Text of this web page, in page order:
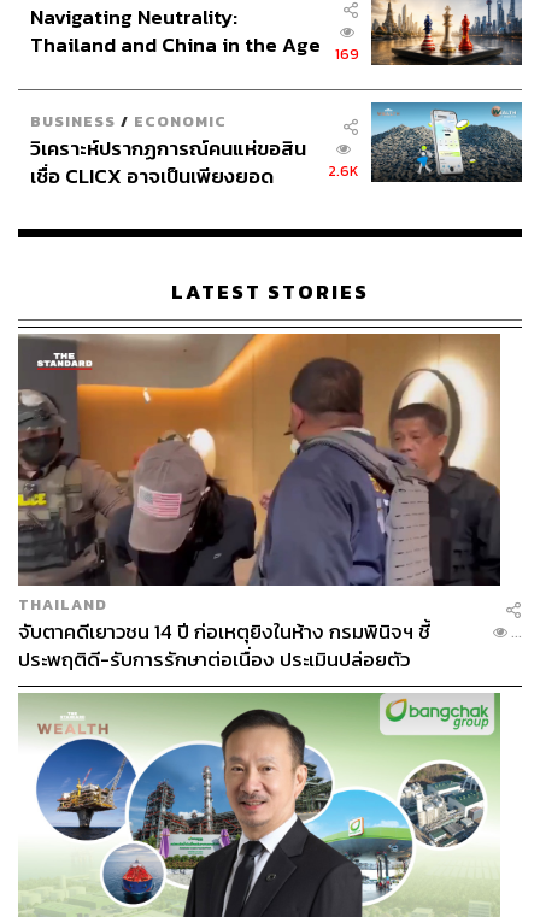
Navigating Neutrality:
Thailand and China in the Age
169
BUSINESS / ECONOMIC
วิเคราะห์ปรากฏการณ์คนแห่ขอสิน
เชื่อ CLICX อาจเป็นเพียงยอด
เรือนไทยที่ถูกซุกไว้
2.6K
LATEST STORIES
THAILAND
จับตาคดีเยาวชน 14 ปี ก่อเหตุยิงในห้าง กรมพินิจฯ ชี้
ประพฤติดี-รับการรักษาต่อเนื่อง ประเมินปล่อยตัว
...